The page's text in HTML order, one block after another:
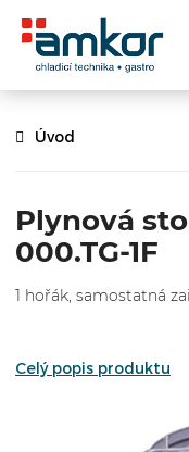
Úvod
Plynová
000.TG-1F
1 hořák, samostatná
Celý popis produktu